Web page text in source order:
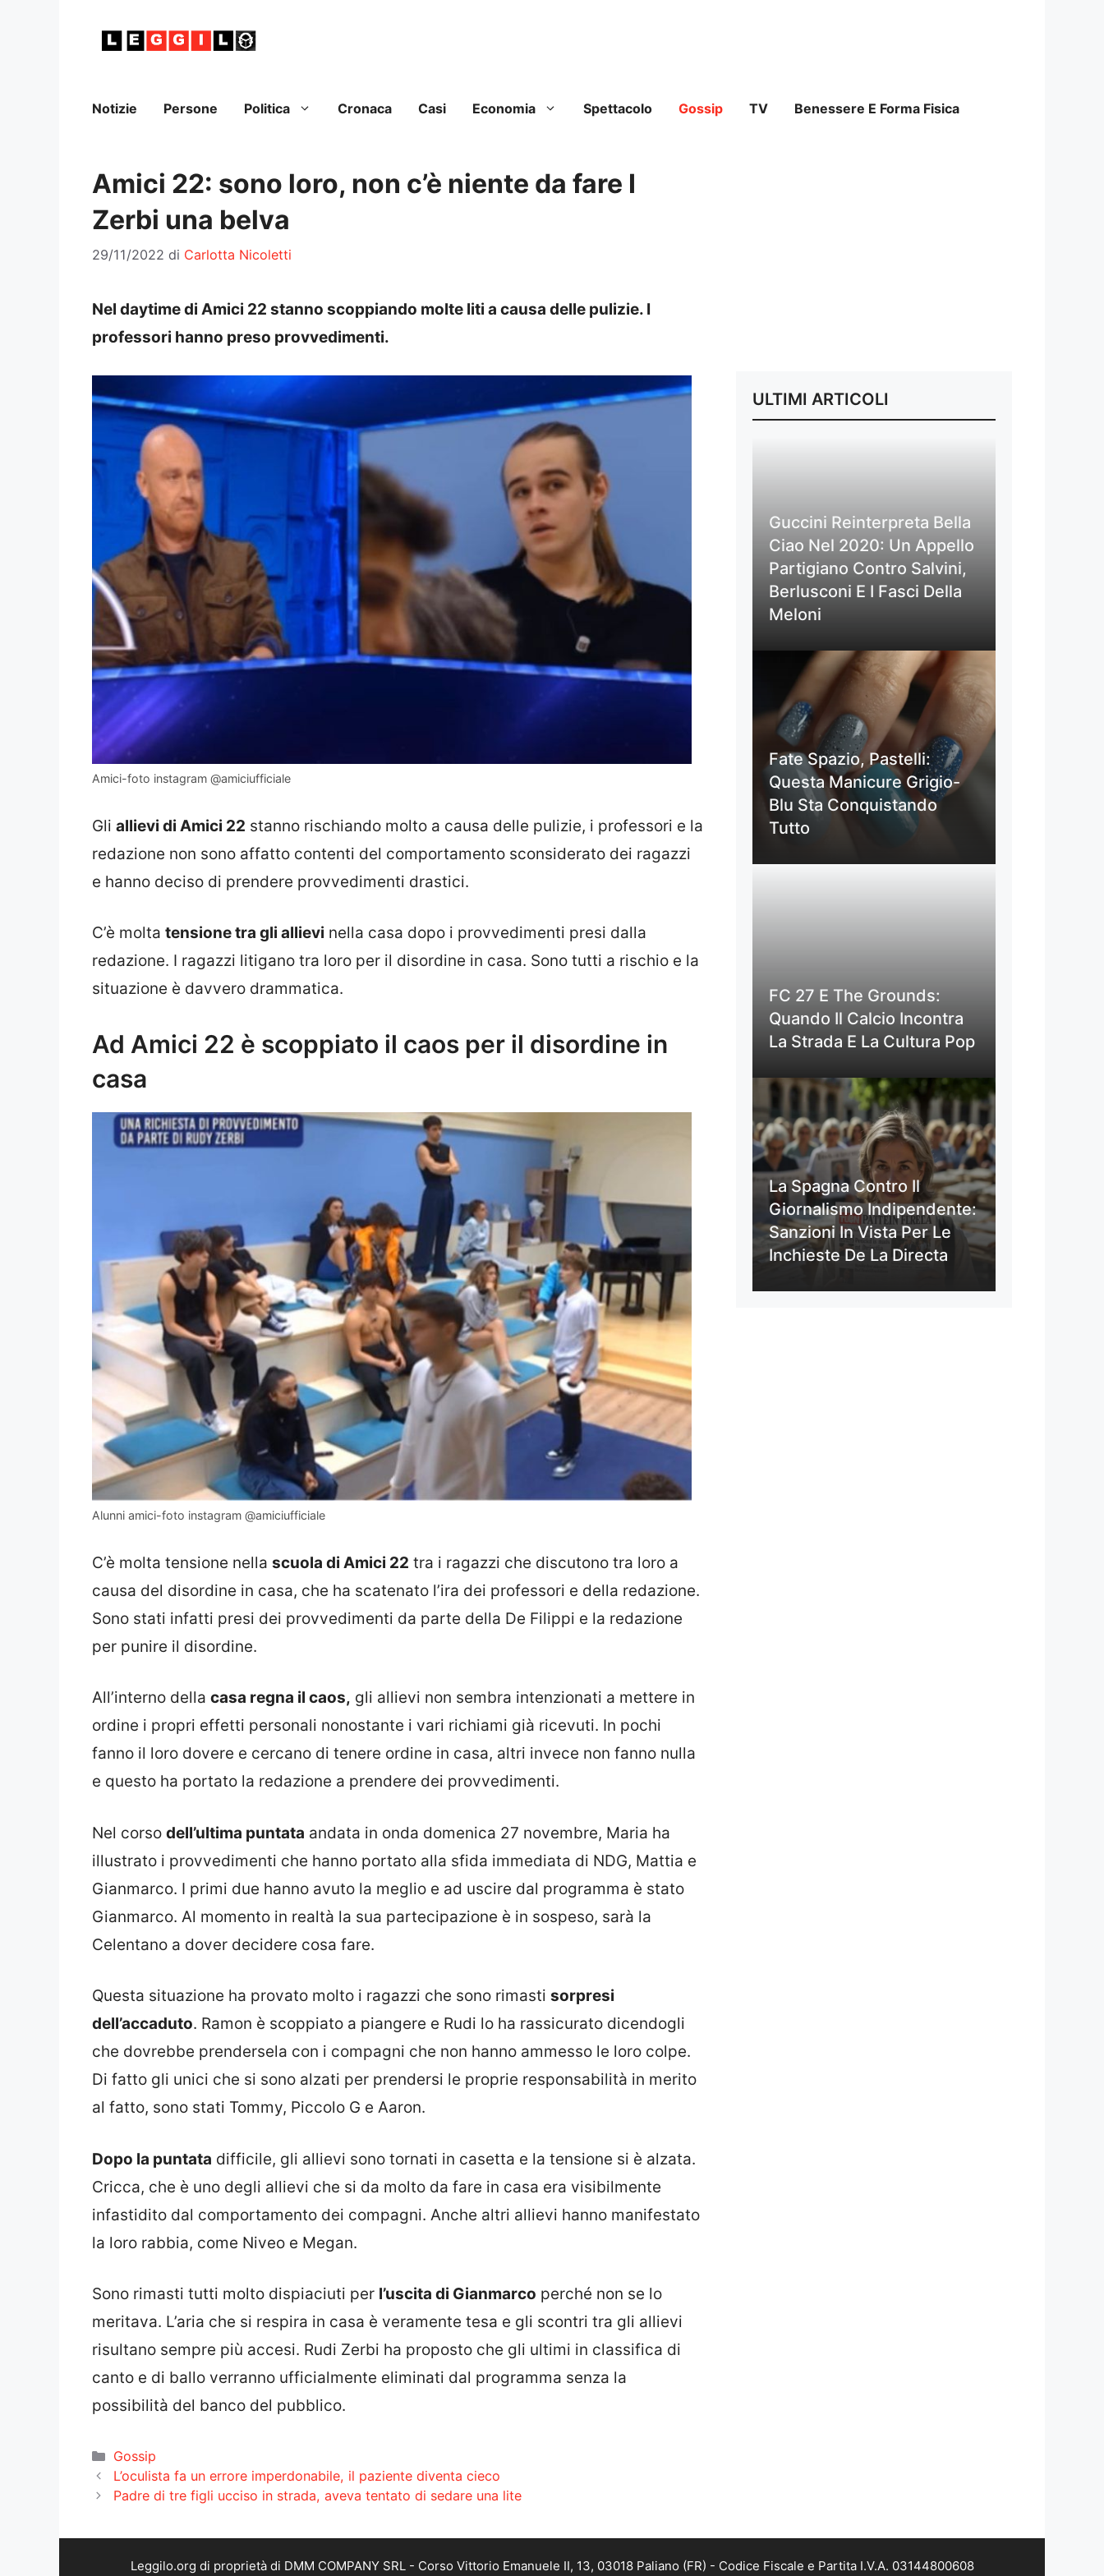
Notizie Persone Politica Cronaca Casi Economia Spettacolo Gossip TV Benessere E Forma Fisica
Amici 22: sono loro, non c’è niente da fare I
Zerbi una belva
29/11/2022 di Carlotta Nicoletti
Nel daytime di Amici 22 stanno scoppiando molte liti a causa delle pulizie. I
professori hanno preso provvedimenti.
Amici-foto instagram @amiciufficiale
Gli allievi di Amici 22 stanno rischiando molto a causa delle pulizie, i professori e la
redazione non sono affatto contenti del comportamento sconsiderato dei ragazzi
e hanno deciso di prendere provvedimenti drastici.
C’è molta tensione tra gli allievi nella casa dopo i provvedimenti presi dalla
redazione. I ragazzi litigano tra loro per il disordine in casa. Sono tutti a rischio e la
situazione è davvero drammatica.
Ad Amici 22 è scoppiato il caos per il disordine in
casa
Alunni amici-foto instagram @amiciufficiale
C’è molta tensione nella scuola di Amici 22 tra i ragazzi che discutono tra loro a
causa del disordine in casa, che ha scatenato l’ira dei professori e della redazione.
Sono stati infatti presi dei provvedimenti da parte della De Filippi e la redazione
per punire il disordine.
All’interno della casa regna il caos, gli allievi non sembra intenzionati a mettere in
ordine i propri effetti personali nonostante i vari richiami già ricevuti. In pochi
fanno il loro dovere e cercano di tenere ordine in casa, altri invece non fanno nulla
e questo ha portato la redazione a prendere dei provvedimenti.
Nel corso dell’ultima puntata andata in onda domenica 27 novembre, Maria ha
illustrato i provvedimenti che hanno portato alla sfida immediata di NDG, Mattia e
Gianmarco. I primi due hanno avuto la meglio e ad uscire dal programma è stato
Gianmarco. Al momento in realtà la sua partecipazione è in sospeso, sarà la
Celentano a dover decidere cosa fare.
Questa situazione ha provato molto i ragazzi che sono rimasti sorpresi
dell’accaduto. Ramon è scoppiato a piangere e Rudi lo ha rassicurato dicendogli
che dovrebbe prendersela con i compagni che non hanno ammesso le loro colpe.
Di fatto gli unici che si sono alzati per prendersi le proprie responsabilità in merito
al fatto, sono stati Tommy, Piccolo G e Aaron.
Dopo la puntata difficile, gli allievi sono tornati in casetta e la tensione si è alzata.
Cricca, che è uno degli allievi che si da molto da fare in casa era visibilmente
infastidito dal comportamento dei compagni. Anche altri allievi hanno manifestato
la loro rabbia, come Niveo e Megan.
Sono rimasti tutti molto dispiaciuti per l’uscita di Gianmarco perché non se lo
meritava. L’aria che si respira in casa è veramente tesa e gli scontri tra gli allievi
risultano sempre più accesi. Rudi Zerbi ha proposto che gli ultimi in classifica di
canto e di ballo verranno ufficialmente eliminati dal programma senza la
possibilità del banco del pubblico.
Categorie
Gossip
L’oculista fa un errore imperdonabile, il paziente diventa cieco
Padre di tre figli ucciso in strada, aveva tentato di sedare una lite
ULTIMI ARTICOLI
Guccini Reinterpreta Bella
Ciao Nel 2020: Un Appello
Partigiano Contro Salvini,
Berlusconi E I Fasci Della
Meloni
Fate Spazio, Pastelli:
Questa Manicure Grigio-
Blu Sta Conquistando
Tutto
FC 27 E The Grounds:
Quando Il Calcio Incontra
La Strada E La Cultura Pop
La Spagna Contro Il
Giornalismo Indipendente:
Sanzioni In Vista Per Le
Inchieste De La Directa
Leggilo.org di proprietà di DMM COMPANY SRL - Corso Vittorio Emanuele II, 13, 03018 Paliano (FR) - Codice Fiscale e Partita I.V.A. 03144800608